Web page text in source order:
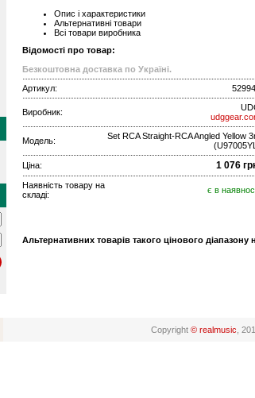
Опис і характеристики
Альтернативні товари
Всі товари виробника
Відомості про товар:
Безкоштовна доставка по Україні.
Артикул:
Виробник:
Модель:
Set RCA Straight-RCA Angled Yellow
Ціна: 1 076
Наявність товару на
складі:
є в
Альтернативних товарів такого цінового діапазону
Copyright © realmusic ,